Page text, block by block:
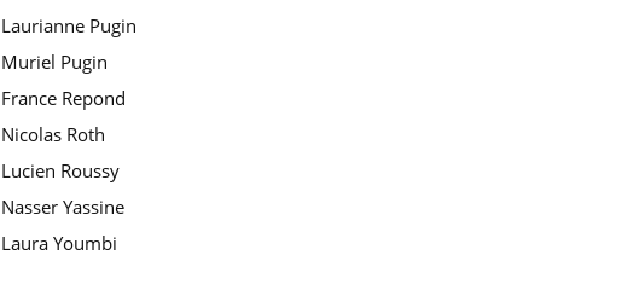
Laurianne Pugin
Muriel Pugin
France Repond
Nicolas Roth
Lucien Roussy
Nasser Yassine
Laura Youmbi